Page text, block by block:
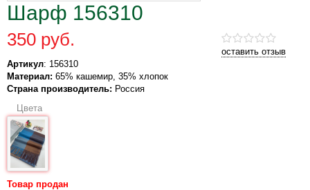
Шарф 156310
оставить отзыв
350 руб.
Артикул: 156310
Материал: 65% кашемир, 35% хлопок
Страна производитель: Россия
Цвета
Товар продан